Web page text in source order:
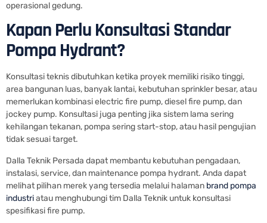
operasional gedung.
Kapan Perlu Konsultasi Standar
Pompa Hydrant?
Konsultasi teknis dibutuhkan ketika proyek memiliki risiko tinggi,
area bangunan luas, banyak lantai, kebutuhan sprinkler besar, atau
memerlukan kombinasi electric fire pump, diesel fire pump, dan
jockey pump. Konsultasi juga penting jika sistem lama sering
kehilangan tekanan, pompa sering start-stop, atau hasil pengujian
tidak sesuai target.
Dalla Teknik Persada dapat membantu kebutuhan pengadaan,
instalasi, service, dan maintenance pompa hydrant. Anda dapat
melihat pilihan merek yang tersedia melalui halaman brand pompa
industriatau menghubungi tim Dalla Teknik untuk konsultasi
spesifikasi fire pump.